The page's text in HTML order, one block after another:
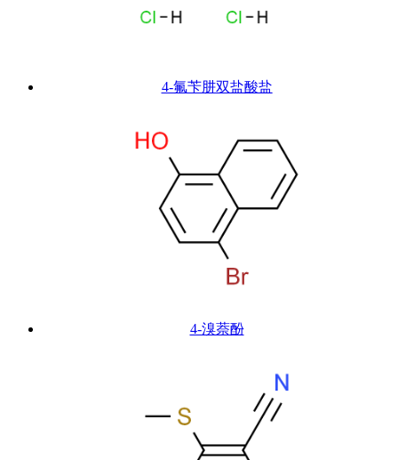
4-氟苄肼双盐酸盐
4-溴萘酚